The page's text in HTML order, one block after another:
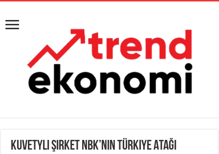
Kuvetyli Şirket NBK’nin Türkiye AtağI